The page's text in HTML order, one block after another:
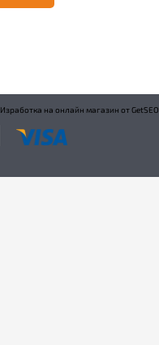
Изработка на онлайн магазин от GetSEO